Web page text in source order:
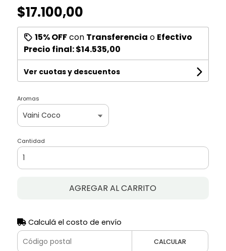
$17.100,00
15% OFFcon Transferencia o Efectivo
Precio final:$14.535,00
Ver cuotas y descuentos
Aromas
Cantidad
AGREGAR AL CARRITO
Calculá el costo de envío
CALCULAR